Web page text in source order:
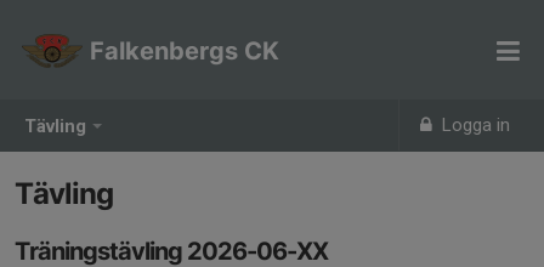
Tävling Logga in
Falkenbergs CK
Tävling
Träningstävling 2026-06-XX